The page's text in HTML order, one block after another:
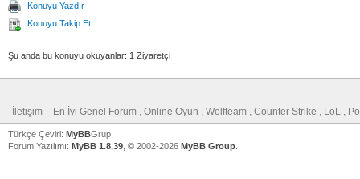
Konuyu Yazdır
Konuyu Takip Et
Şu anda bu konuyu okuyanlar: 1 Ziyaretçi
İletişim En İyi Genel Forum , Online Oyun , Wolfteam , Counter Strike , LoL ,
Türkçe Çeviri: MyBBGrup
Forum Yazılımı: MyBB 1.8.39 , © 2002-2026 MyBB Group